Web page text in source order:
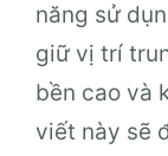
năng sử
giữ vị trí
bền cao và
viết này sẽ